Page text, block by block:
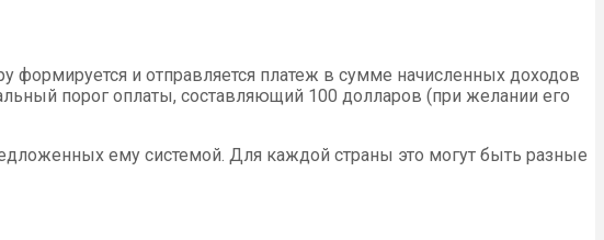
и отправляется платеж в сумме начисленных доходов
порог оплаты, составляющий 100 долларов (при желании его
ему системой. Для каждой страны это могут быть разные